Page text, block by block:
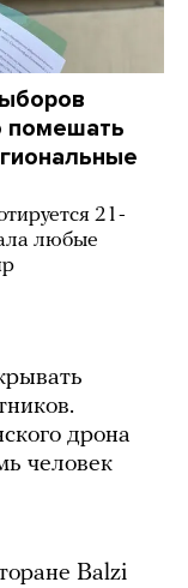
помешать
21-
любые
дрона
человек
Balzi